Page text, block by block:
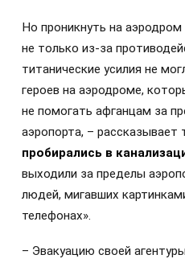
Но проникнуть на
не только из-за
титанические усилия не
героев на аэродроме,
не помогать афганцам за
аэропорта, – рассказывает
пробирались в
выходили за пределы
людей, мигавших
телефонах».
– Эвакуацию своей